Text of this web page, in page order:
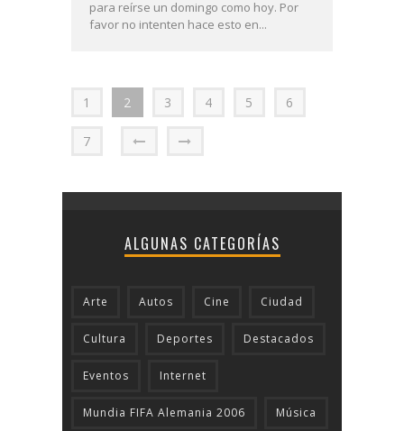
para reírse un domingo como hoy. Por
favor no intenten hace esto en...
1 2 3 4 5 6
7
ALGUNAS CATEGORÍAS
Arte Autos Cine Ciudad
Cultura Deportes Destacados
Eventos Internet
Mundia FIFA Alemania 2006 Música